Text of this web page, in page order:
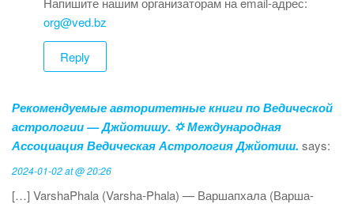
org@ved.bz
Reply
Рекомендуемые авторитетные книги по Ведической
астрологии — Джйотишу. 🌣 Международная
Ассоциация Ведическая Астрология Джйотиш. says:
2024-01-02 at @ 20:26
[…] VarshaPhala (Varsha-Phala) — Варшапхала (Варша-